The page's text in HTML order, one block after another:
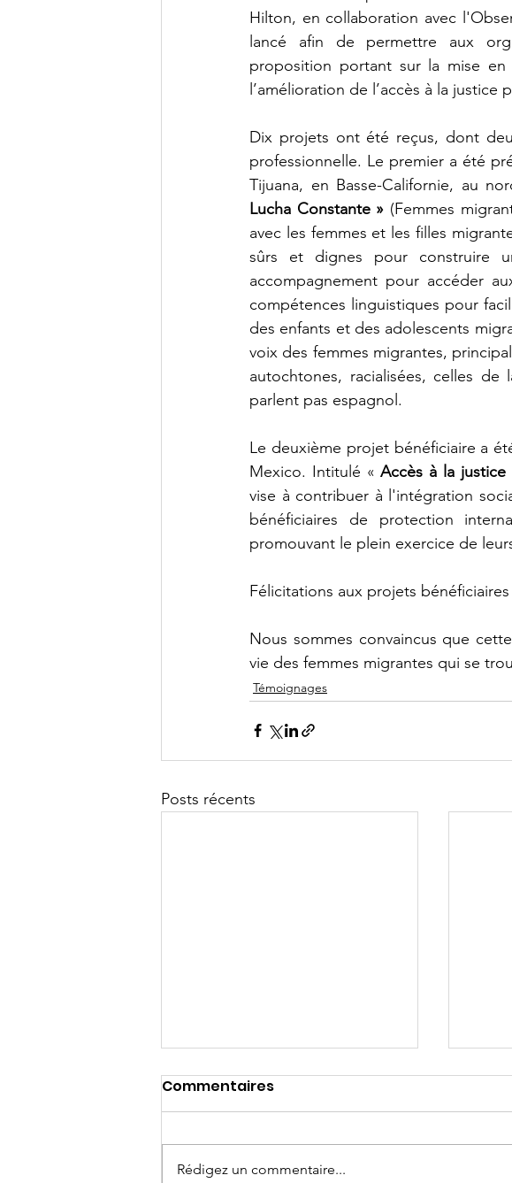
Hilton, en collaboration avec
lancé afin de permettre aux
proposition portant sur la mise
l’amélioration de l’accès à la justice
Dix projets ont été reçus, dont
professionnelle. Le premier a été
Tijuana, en Basse-Californie, au
Lucha Constante » (Femmes
avec les femmes et les filles
sûrs et dignes pour construire
accompagnement pour accéder
compétences linguistiques pour
des enfants et des adolescents
voix des femmes migrantes,
autochtones, racialisées, celles
parlent pas espagnol.
Le deuxième projet bénéficiaire a
Mexico. Intitulé « Accès à la
vise à contribuer à l'intégration
bénéficiaires de protection
promouvant le plein exercice de
Félicitations aux projets bénéficiaires
Nous sommes convaincus que
vie des femmes migrantes qui se
Témoignages
Posts récents
Commentaires
Rédigez un commentaire...